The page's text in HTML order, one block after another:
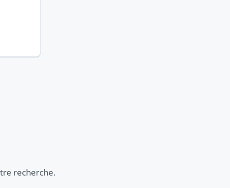
recherche.